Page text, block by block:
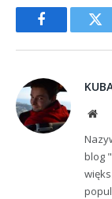
Facebook
blog